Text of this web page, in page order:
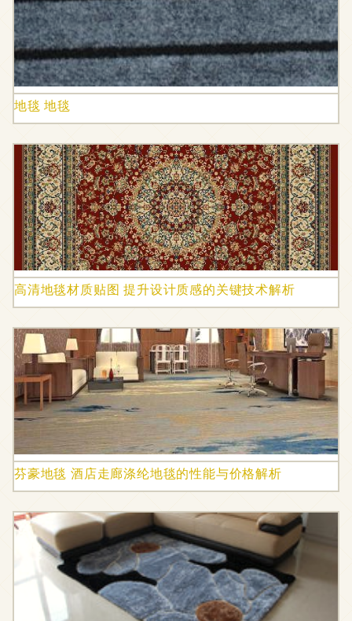
地毯 地毯
高清地毯材质贴图 提升设计质感的关键技术解析
芬豪地毯 酒店走廊涤纶地毯的性能与价格解析